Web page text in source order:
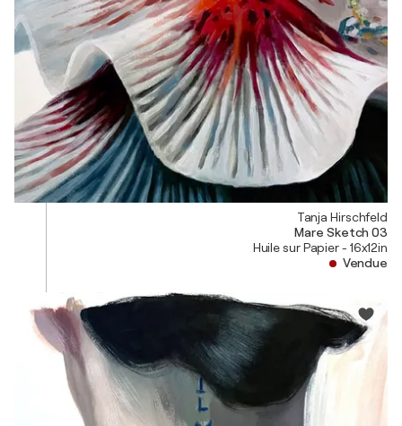
Tanja Hirschfeld
Mare Sketch 03
Huile sur Papier - 16x12in
Vendue